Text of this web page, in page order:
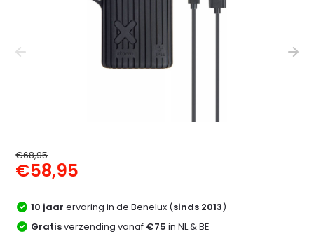
€68,95
€58,95
10 jaar ervaring in de Benelux (sinds 2013)
Gratisverzending vanaf €75 in NL & BE